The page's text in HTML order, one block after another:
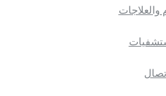
والعلاجات